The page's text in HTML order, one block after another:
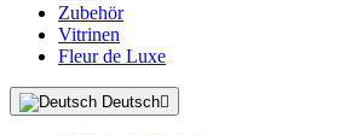
Zubehör
Vitrinen
Fleur de Luxe
Deutsch